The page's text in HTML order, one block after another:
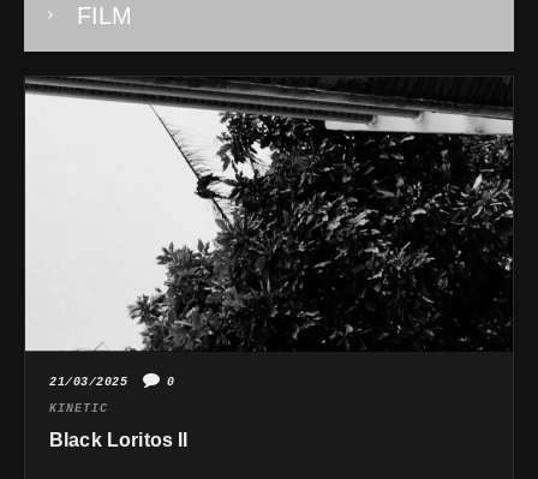
FILM
21/03/2025
0
KINETIC
Black Loritos II